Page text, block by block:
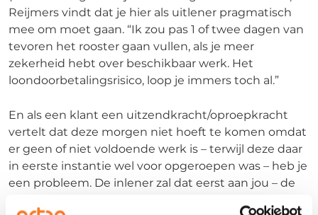
Reijmers vindt dat je hier als uitlener pragmatisch
mee om moet gaan. “Ik zou pas 1 of twee dagen van
tevoren het rooster gaan vullen, als je meer
zekerheid hebt over beschikbaar werk. Het
loondoorbetalingsrisico, loop je immers toch al.”
En als een klant een uitzendkracht/oproepkracht
vertelt dat deze morgen niet hoeft te komen omdat
er geen of niet voldoende werk is – terwijl deze daar
in eerste instantie wel voor opgeroepen was – heb je
een probleem. De inlener zal dat eerst aan jou – de